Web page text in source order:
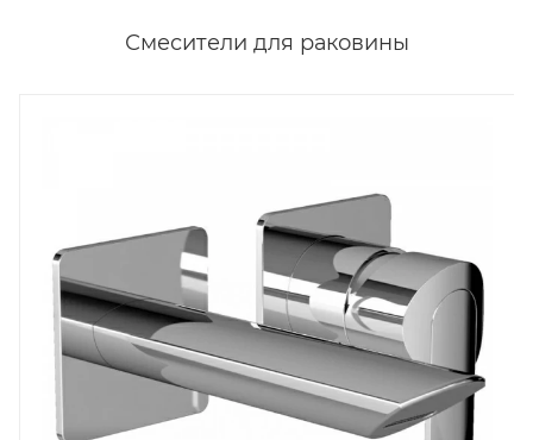
Смесители для раковины